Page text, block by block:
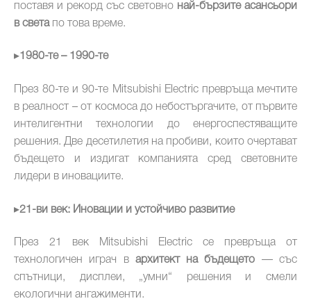
поставя и рекорд със световно най-бързите асансьори
в светапо това време.
▸1980-те – 1990-те
През 80-те и 90-те Mitsubishi Electric превръща мечтите
в реалност – от космоса до небостъргачите, от първите
интелигентни технологии до енергоспестяващите
решения. Две десетилетия на пробиви, които очертават
бъдещето и издигат компанията сред световните
лидери в иновациите.
▸21-ви век: Иновации и устойчиво развитие
През 21 век Mitsubishi Electric се превръща от
технологичен играч в архитект на бъдещето — със
спътници, дисплеи, „умни“ решения и смели
екологични ангажименти.